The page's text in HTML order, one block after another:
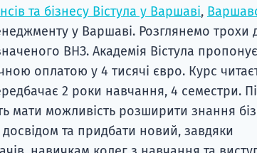
та бізнесу Вістула у Варшаві,
у Варшаві. Розглянемо трохи
ВНЗ. Академія Вістула
оплатою у 4 тисячі євро. Курс
2 роки навчання, 4 семестри.
мати можливість розширити знання
та придбати новий, завдяки